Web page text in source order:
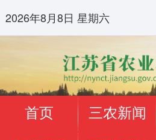
2026年8月8日 星期六
首页 三农新闻